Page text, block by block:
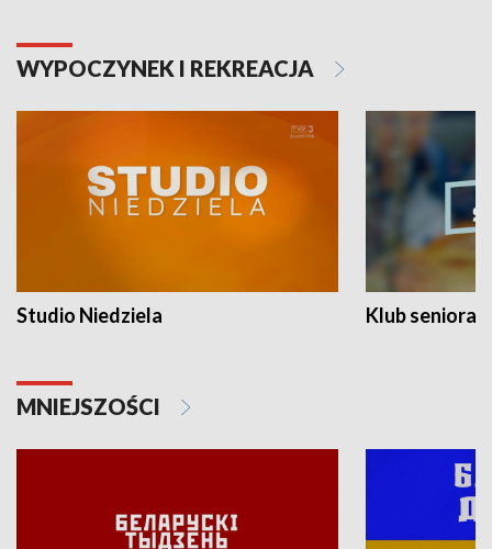
WYPOCZYNEK I REKREACJA
Studio Niedziela Klub seniora
MNIEJSZOŚCI